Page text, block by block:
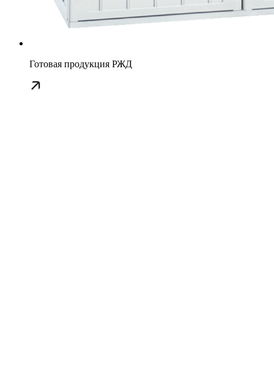
Готовая продукция РЖД